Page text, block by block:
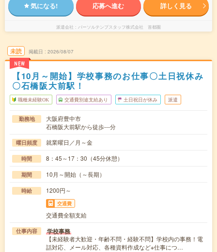
気になる! 応募へ進む 詳しく見る
派遣会社 パーソルテンプスタッフ株式会社 首都圏
未読
NEW
掲載日 2026/08/07
【10月～開始】学校事務のお仕事〇土日祝休み
〇石橋阪大前駅！
職種未経験OK 交通費別途支給あり 土日祝日が休み 派遣
勤務地
大阪府豊中市
石橋阪大前駅から徒歩---分
曜日頻度 就業曜日／月～金
時間 8：45～17：30（45分休憩）
期間 10月～開始（～長期）
時給 1200円～
交通費
交通費全額支給
仕事内容 学校事務
【未経験者大歓迎・年齢不問・経験不問】学校内の事務！電
話対応、メール対応、各種資料作成など※仕事につ…